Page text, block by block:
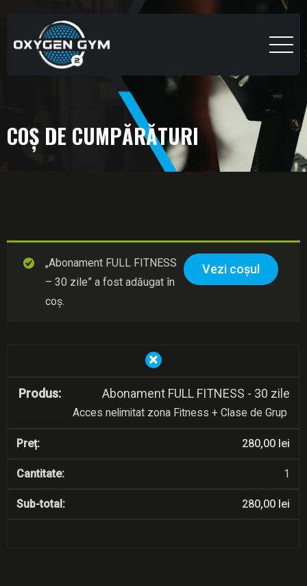
COȘ DE CUMPĂRĂTURI
Vezi coșul
„Abonament FULL FITNESS
– 30 zile” a fost adăugat în
coș.
×
Abonament FULL FITNESS - 30 zile
Acces nelimitat zona Fitness + Clase de Grup
280,00 lei
1
280,00 lei